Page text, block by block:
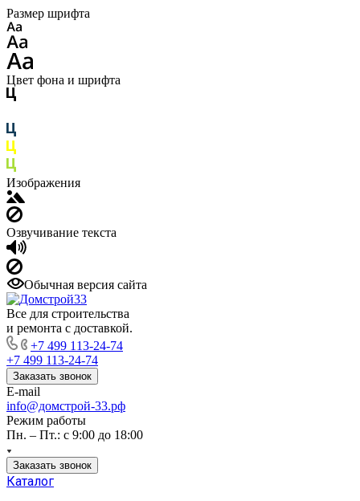
Размер шрифта
Цвет фона и шрифта
Изображения
Озвучивание текста
Обычная версия сайта
Все для строительства
и ремонта с доставкой.
+7 499 113-24-74
+7 499 113-24-74
Заказать звонок
E-mail
info@домстрой-33.рф
Режим работы
Пн. – Пт.: с 9:00 до 18:00
Заказать звонок
Каталог